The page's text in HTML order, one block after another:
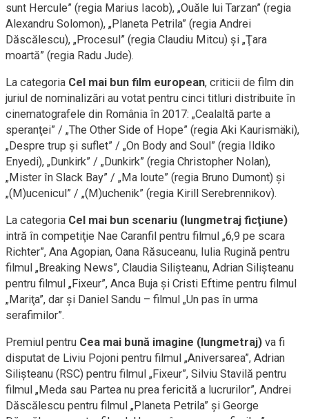
sunt Hercule” (regia Marius Iacob), „Ouăle lui Tarzan” (regia
Alexandru Solomon), „Planeta Petrila” (regia Andrei
Dăscălescu), „Procesul” (regia Claudiu Mitcu) şi „Ţara
moartă” (regia Radu Jude).
La categoria Cel mai bun film european, criticii de film din
juriul de nominalizări au votat pentru cinci titluri distribuite în
cinematografele din România în 2017: „Cealaltă parte a
speranţei” / „The Other Side of Hope” (regia Aki Kaurismäki),
„Despre trup şi suflet” / „On Body and Soul” (regia Ildiko
Enyedi), „Dunkirk” / „Dunkirk” (regia Christopher Nolan),
„Mister în Slack Bay” / „Ma loute” (regia Bruno Dumont) şi
„(M)ucenicul” / „(M)uchenik” (regia Kirill Serebrennikov).
La categoria Cel mai bun scenariu (lungmetraj ficţiune)
intră în competiţie Nae Caranfil pentru filmul „6,9 pe scara
Richter”, Ana Agopian, Oana Răsuceanu, Iulia Rugină pentru
filmul „Breaking News”, Claudia Silişteanu, Adrian Silişteanu
pentru filmul „Fixeur”, Anca Buja şi Cristi Eftime pentru filmul
„Mariţa”, dar şi Daniel Sandu – filmul „Un pas în urma
serafimilor”.
Premiul pentru Cea mai bună imagine (lungmetraj) va fi
disputat de Liviu Pojoni pentru filmul „Aniversarea”, Adrian
Silişteanu (RSC) pentru filmul „Fixeur”, Silviu Stavilă pentru
filmul „Meda sau Partea nu prea fericită a lucrurilor”, Andrei
Dăscălescu pentru filmul „Planeta Petrila” şi George